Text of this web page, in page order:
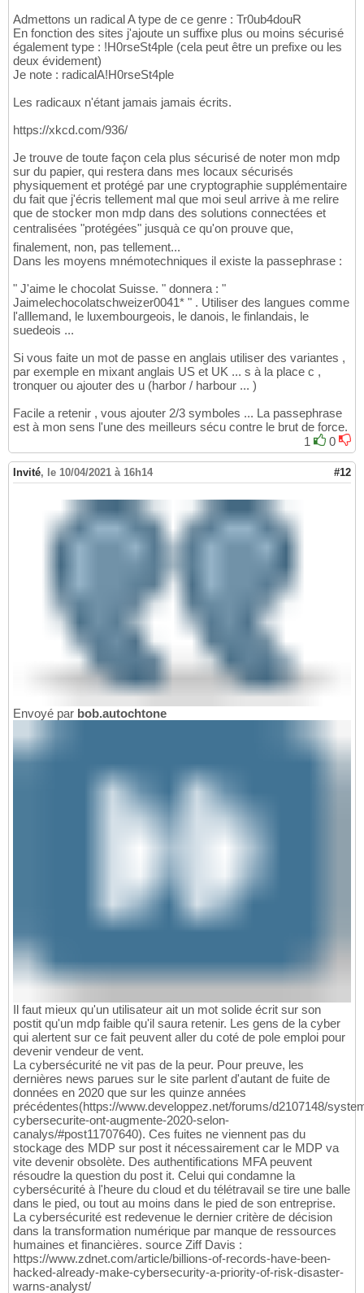
Admettons un radical A type de ce genre : Tr0ub4douR
En fonction des sites j'ajoute un suffixe plus ou moins sécurisé
également type : !H0rseSt4ple (cela peut être un prefixe ou les
deux évidement)
Je note : radicalA!H0rseSt4ple
Les radicaux n'étant jamais jamais écrits.
https://xkcd.com/936/
Je trouve de toute façon cela plus sécurisé de noter mon mdp
sur du papier, qui restera dans mes locaux sécurisés
physiquement et protégé par une cryptographie supplémentaire
du fait que j'écris tellement mal que moi seul arrive à me relire
que de stocker mon mdp dans des solutions connectées et
centralisées "protégées" jusquà ce qu'on prouve que,
finalement, non, pas tellement...
Dans les moyens mnémotechniques il existe la passephrase :
" J'aime le chocolat Suisse. " donnera : "
Jaimelechocolatschweizer0041* " . Utiliser des langues comme
l'alllemand, le luxembourgeois, le danois, le finlandais, le
suedeois ...
Si vous faite un mot de passe en anglais utiliser des variantes ,
par exemple en mixant anglais US et UK ... s à la place c ,
tronquer ou ajouter des u (harbor / harbour ... )
Facile a retenir , vous ajouter 2/3 symboles ... La passephrase
est à mon sens l'une des meilleurs sécu contre le brut de force.
1
0
Invité, le 10/04/2021 à 16h14 #12
Envoyé par bob.autochtone
Il faut mieux qu'un utilisateur ait un mot solide écrit sur son
postit qu'un mdp faible qu'il saura retenir. Les gens de la cyber
qui alertent sur ce fait peuvent aller du coté de pole emploi pour
devenir vendeur de vent.
La cybersécurité ne vit pas de la peur. Pour preuve, les
dernières news parues sur le site parlent d'autant de fuite de
données en 2020 que sur les quinze années
précédentes(https://www.developpez.net/forums/d2107148/
cybersecurite-ont-augmente-2020-selon-
canalys/#post11707640). Ces fuites ne viennent pas du
stockage des MDP sur post it nécessairement car le MDP va
vite devenir obsolète. Des authentifications MFA peuvent
résoudre la question du post it. Celui qui condamne la
cybersécurité à l'heure du cloud et du télétravail se tire une balle
dans le pied, ou tout au moins dans le pied de son entreprise.
La cybersécurité est redevenue le dernier critère de décision
dans la transformation numérique par manque de ressources
humaines et financières. source Ziff Davis :
https://www.zdnet.com/article/billions-of-records-have-been-
hacked-already-make-cybersecurity-a-priority-of-risk-disaster-
warns-analyst/